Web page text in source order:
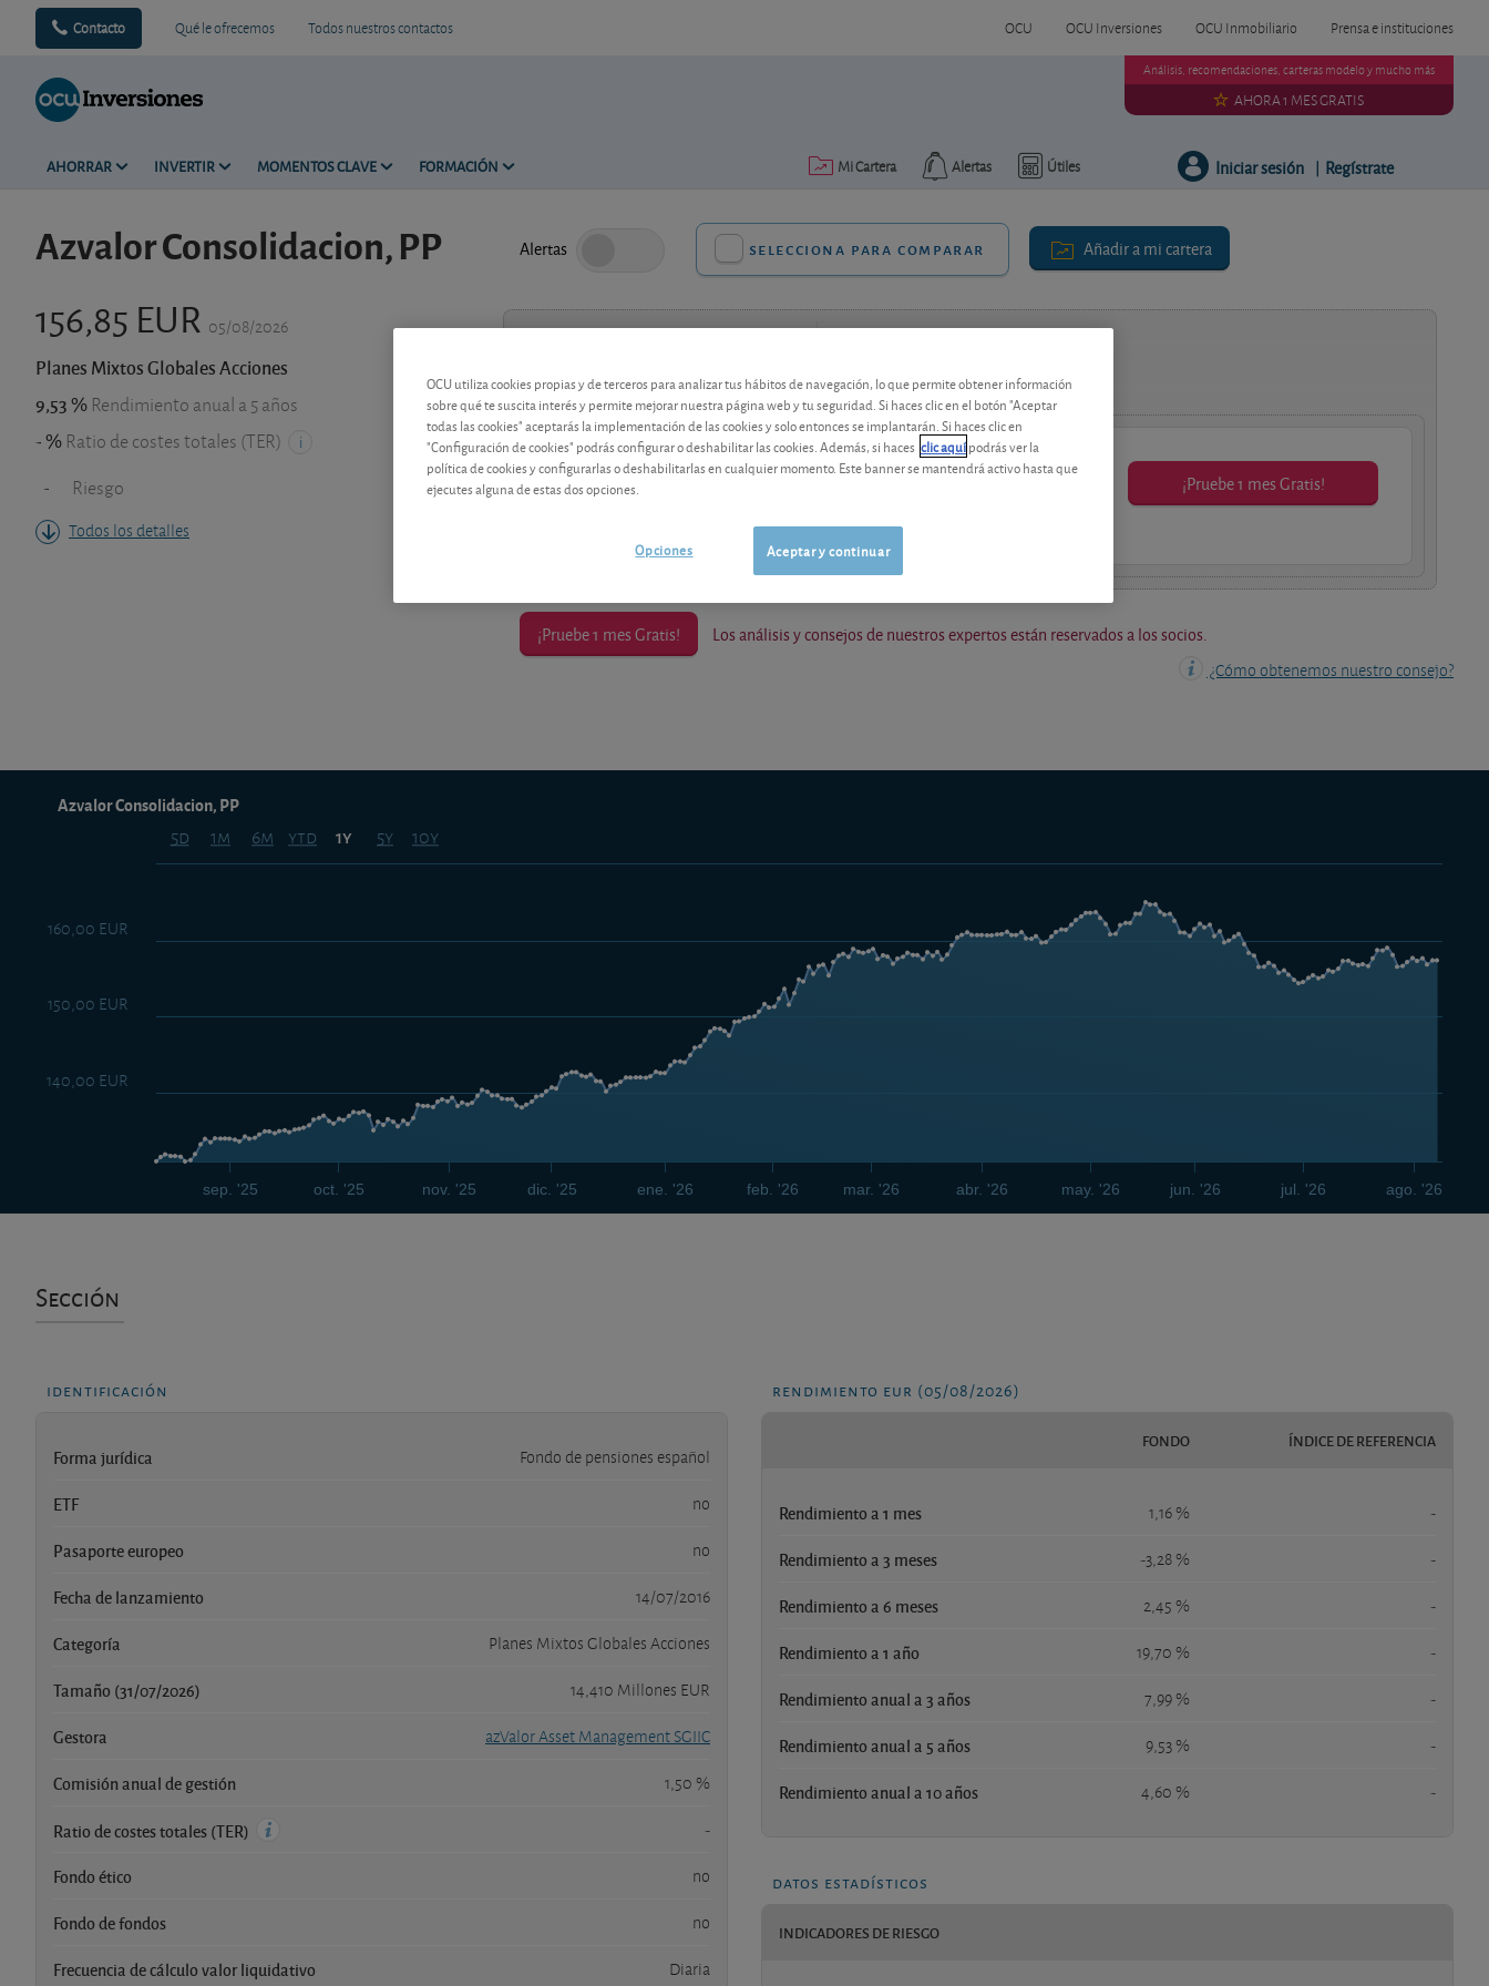
Contacto Qué le ofrecemos Todos nuestros contactos OCU OCU Inversiones OCU Inmobiliario Prensa e instituciones
AHORRAR INVERTIR MOMENTOS CLAVE FORMACIÓN Útiles
Alertas
Mi Cartera
Análisis, recomendaciones, carteras modelo y mucho más
AHORA 1 MES GRATIS
Iniciar sesión | Regístrate
Azvalor Consolidacion, PP Alertas selecciona para comparar Añadir a mi cartera
156,85 EUR 05/08/2026
Planes Mixtos Globales Acciones
9,53 % Rendimiento anual a 5 años
- % Ratio de costes totales (TER)
- Riesgo
Todos los detalles
contenido premium
¡Pruebe 1 mes Gratis!
¡Pruebe 1 mes Gratis! Los análisis y consejos de nuestros expertos están reservados a los socios.
¿Cómo obtenemos nuestro consejo?
5d 1m 6m ytd 1y 5y 10y
sep. '25 oct. '25 nov. '25 dic. '25 ene. '26 feb. '26 mar. '26 abr. '26 may. '26 jun. '26 jul. '26 ago. '26
Azvalor Consolidacion, PP
140,00 EUR
150,00 EUR
160,00 EUR
Sección
identificación
Forma jurídica Fondo de pensiones español
ETF no
Pasaporte europeo no
Fecha de lanzamiento 14/07/2016
Categoría Planes Mixtos Globales Acciones
Tamaño (31/07/2026) 14,410 Millones EUR
Gestora azValor Asset Management SGIIC
Comisión anual de gestión 1,50 %
Ratio de costes totales (TER) -
Fondo ético no
Fondo de fondos no
Frecuencia de cálculo valor liquidativo Diaria
rendimiento eur (05/08/2026)
FONDO ÍNDICE DE REFERENCIA
Rendimiento a 1 mes 1,16 % -
Rendimiento a 3 meses -3,28 % -
Rendimiento a 6 meses 2,45 % -
Rendimiento a 1 año 19,70 % -
Rendimiento anual a 3 años 7,99 % -
Rendimiento anual a 5 años 9,53 % -
Rendimiento anual a 10 años 4,60 % -
datos estadísticos
INDICADORES DE RIESGO
OCU utiliza cookies propias y de terceros para analizar tus hábitos de navegación, lo que permite obtener información
sobre qué te suscita interés y permite mejorar nuestra página web y tu seguridad. Si haces clic en el botón "Aceptar
todas las cookies" aceptarás la implementación de las cookies y solo entonces se implantarán. Si haces clic en
"Configuración de cookies" podrás configurar o deshabilitar las cookies. Además, si haces clic aquípodrás ver la
política de cookies y configurarlas o deshabilitarlas en cualquier momento. Este banner se mantendrá activo hasta que
ejecutes alguna de estas dos opciones.
Aceptar y continuar
Opciones